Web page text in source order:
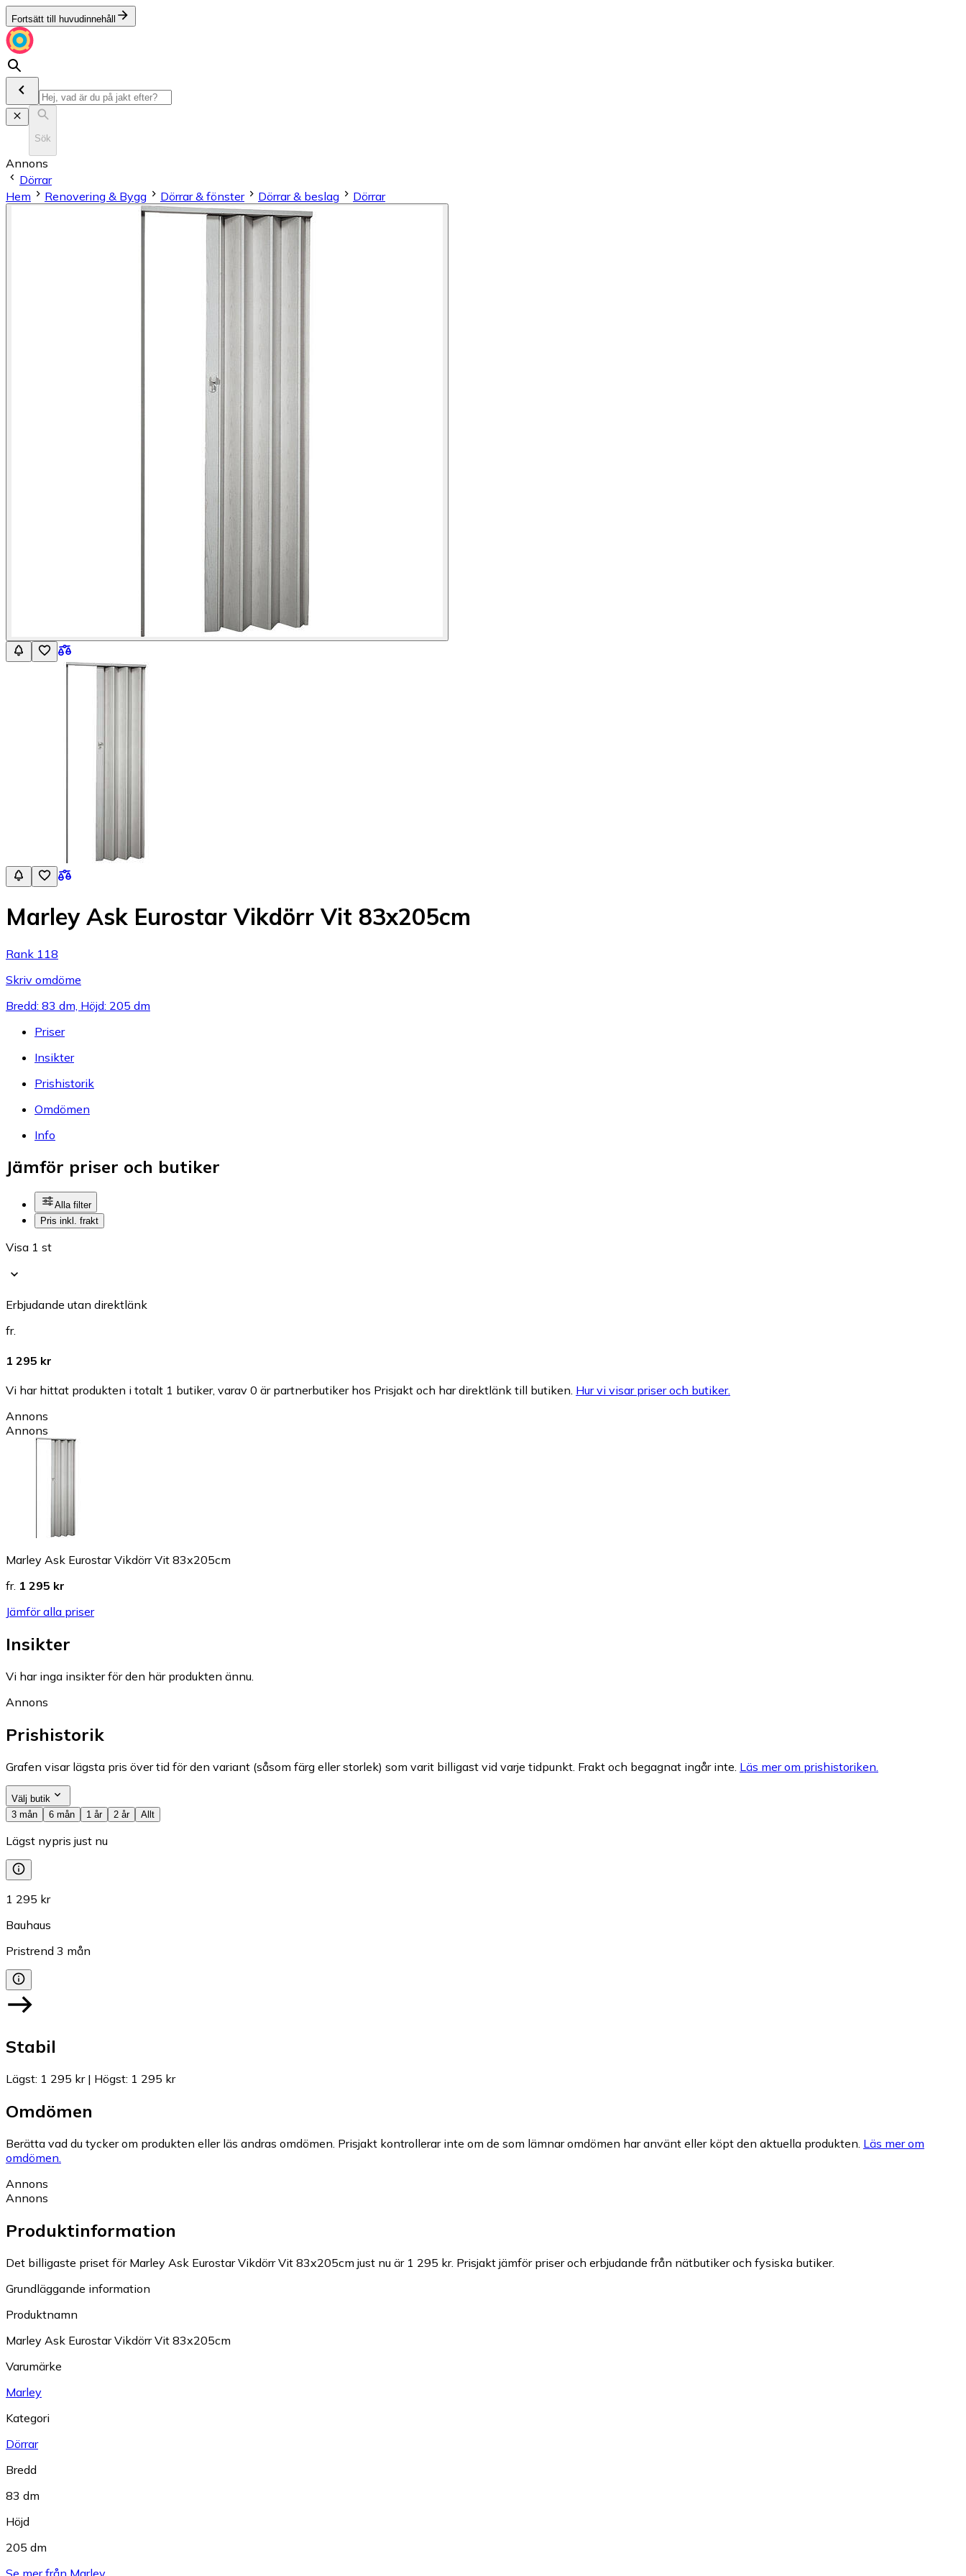
Fortsätt till huvudinnehåll
Sök
Annons
Dörrar
Hem
Renovering & Bygg Dörrar & fönster Dörrar & beslag Dörrar
Marley Ask Eurostar Vikdörr Vit 83x205cm
Rank 118
Skriv omdöme
Bredd: 83 dm, Höjd: 205 dm
Priser
Insikter
Prishistorik
Omdömen
Info
Jämför priser och butiker
Alla filter
Pris inkl. frakt
Visa 1 st
Erbjudande utan direktlänk
fr.
1 295 kr
Vi har hittat produkten i totalt 1 butiker, varav 0 är partnerbutiker hos Prisjakt och har direktlänk till butiken. Hur vi visar priser och butiker.
Annons
Annons
Marley Ask Eurostar Vikdörr Vit 83x205cm
fr. 1 295 kr
Jämför alla priser
Insikter
Vi har inga insikter för den här produkten ännu.
Annons
Prishistorik
Grafen visar lägsta pris över tid för den variant (såsom färg eller storlek) som varit billigast vid varje tidpunkt. Frakt och begagnat ingår inte. Läs mer om prishistoriken.
Välj butik
3 mån
6 mån 1 år 2 år Allt
Lägst nypris just nu
1 295 kr
Bauhaus
Pristrend 3 mån
Stabil
Lägst: 1 295 kr| Högst: 1 295 kr
Omdömen
Berätta vad du tycker om produkten eller läs andras omdömen. Prisjakt kontrollerar inte om de som lämnar omdömen har använt eller köpt den aktuella produkten. Läs mer om
omdömen.
Annons
Annons
Produktinformation
Det billigaste priset för Marley Ask Eurostar Vikdörr Vit 83x205cm just nu är 1 295 kr. Prisjakt jämför priser och erbjudande från nätbutiker och fysiska butiker.
Grundläggande information
Produktnamn
Marley Ask Eurostar Vikdörr Vit 83x205cm
Varumärke
Marley
Kategori
Dörrar
Bredd
83 dm
Höjd
205 dm
Se mer från Marley